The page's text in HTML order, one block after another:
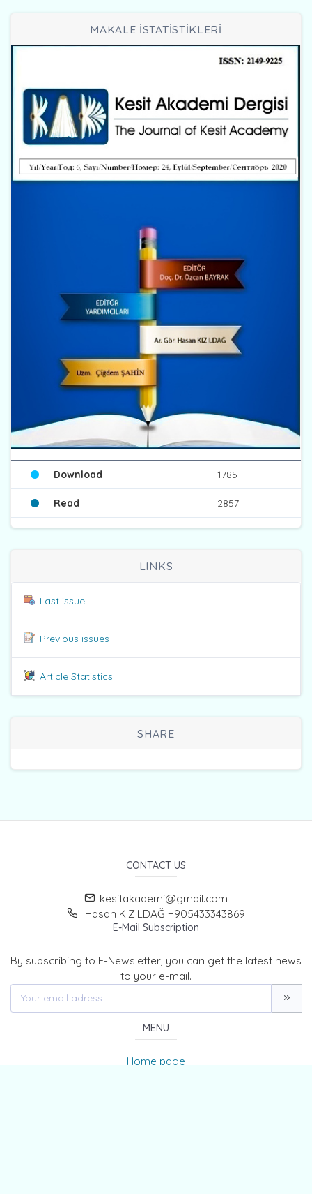
MAKALE İSTATİSTİKLERİ
Download 1785
Read 2857
LINKS
Last issue
Previous issues
Article Statistics
SHARE
CONTACT US
kesitakademi@gmail.com
Hasan KIZILDAĞ +905433343869
E-Mail Subscription
By subscribing to E-Newsletter, you can get the latest news
to your e-mail.
MENU
Home page